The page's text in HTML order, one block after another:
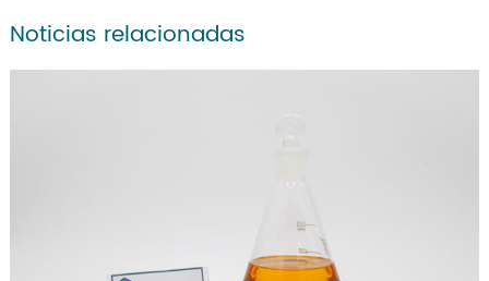
Noticias relacionadas